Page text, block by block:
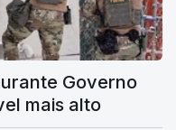
Governo
mais alto